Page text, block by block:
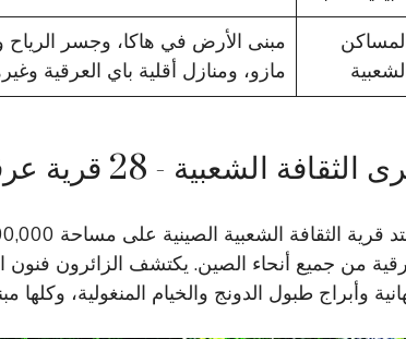
مبنى الأرض في هاكا، وجسر الرياح
مازو، ومنازل أقلية باي العرقية
الشعبية - 28 قرية عرقية فريدة من نوعها
من جميع أنحاء الصين. يكتشف الزائرون فنون
وأبراج طبول الدونج والخيام المنغولية،